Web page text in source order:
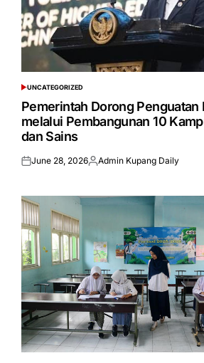
POSTED
IN
UNCATEGORIZED
Pemerintah Dorong Penguatan
melalui Pembangunan 10
dan Sains
Posted
June 28, 2026Posted
Admin Kupang Daily